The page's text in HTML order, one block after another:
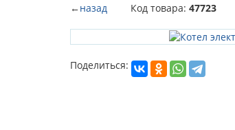
←назад Код товара: 47723
Поделиться: